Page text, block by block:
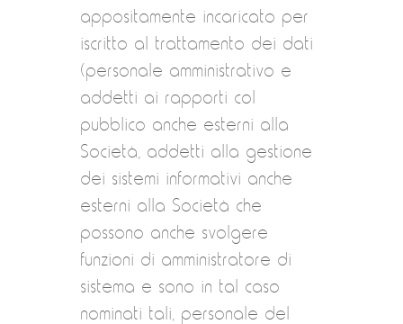
appositamente incaricato per
iscritto al trattamento dei dati
(personale amministrativo e
addetti ai rapporti col
pubblico anche esterni alla
Società, addetti alla gestione
dei sistemi informativi anche
esterni alla Società che
possono anche svolgere
funzioni di amministratore di
sistema e sono in tal caso
nominati tali, personale del